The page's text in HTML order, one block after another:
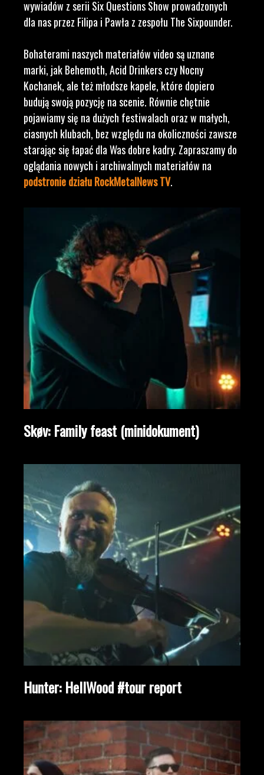
wywiadów z serii Six Questions Show prowadzonych
dla nas przez Filipa i Pawła z zespołu The Sixpounder.
Bohaterami naszych materiałów video są uznane
marki, jak Behemoth, Acid Drinkers czy Nocny
Kochanek, ale też młodsze kapele, które dopiero
budują swoją pozycję na scenie. Równie chętnie
pojawiamy się na dużych festiwalach oraz w małych,
ciasnych klubach, bez względu na okoliczności zawsze
starając się łapać dla Was dobre kadry. Zapraszamy do
oglądania nowych i archiwalnych materiałów na
podstronie działu RockMetalNews TV.
Skøv: Family feast (minidokument)
Hunter: HellWood #tour report